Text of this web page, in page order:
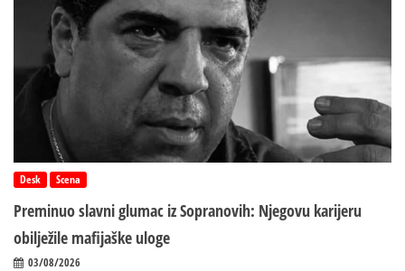
Desk Scena
Preminuo slavni glumac iz Sopranovih: Njegovu karijeru
obilježile mafijaške uloge
03/08/2026